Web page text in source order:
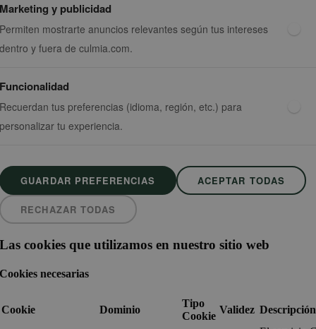
Marketing y publicidad
Permiten mostrarte anuncios relevantes según tus intereses
dentro y fuera de culmia.com.
Funcionalidad
Recuerdan tus preferencias (idioma, región, etc.) para
personalizar tu experiencia.
GUARDAR PREFERENCIAS ACEPTAR TODAS
RECHAZAR TODAS
Las cookies que utilizamos en nuestro sitio web
Cookies necesarias
Cookie Dominio
Tipo
Cookie
Validez Descripción